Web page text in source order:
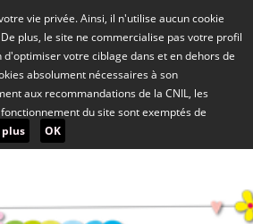
vie privée. Ainsi, il n'utilise aucun cookie
plus, le site ne commercialise pas votre profil
votre ciblage dans et en dehors de
absolument nécessaires à son
aux recommandations de la CNIL, les
du site sont exemptés de
plus OK